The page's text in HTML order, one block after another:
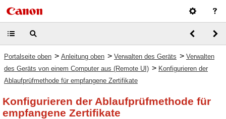
Portalseite oben > Anleitung oben > Verwalten des Geräts > Verwalten
des Geräts von einem Computer aus (Remote UI) > Konfigurieren der
Ablaufprüfmethode für empfangene Zertifikate
Konfigurieren der Ablaufprüfmethode für
empfangene Zertifikate